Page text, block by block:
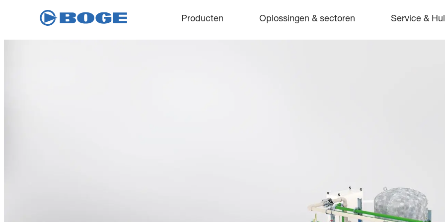
Producten Oplossingen & sectoren Service &